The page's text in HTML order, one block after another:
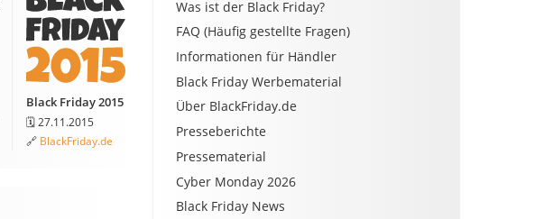
Black Friday 2015
🗓️ 27.11.2015
🔗 BlackFriday.de
Was ist der Black Friday?
FAQ (Häufig gestellte Fragen)
Informationen für Händler
Black Friday Werbematerial
Über BlackFriday.de
Presseberichte
Pressematerial
Cyber Monday 2026
Black Friday News